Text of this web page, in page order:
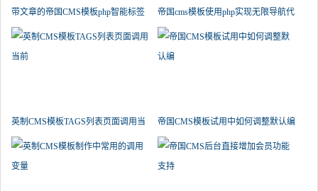
带文章的帝国CMS模板php智能标签
循
帝国cms模板使用php实现无限导航代
英制CMS模板TAGS列表页面调用当
前
帝国CMS模板试用中如何调整默认编